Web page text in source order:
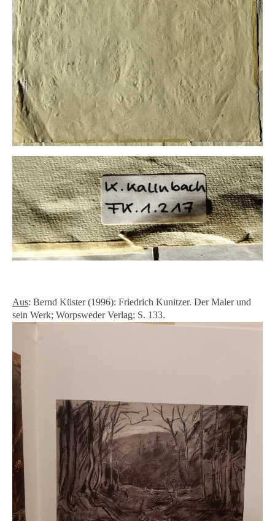
Aus: Bernd Küster (1996): Friedrich Kunitzer. Der Maler und
sein Werk; Worpsweder Verlag; S. 133.